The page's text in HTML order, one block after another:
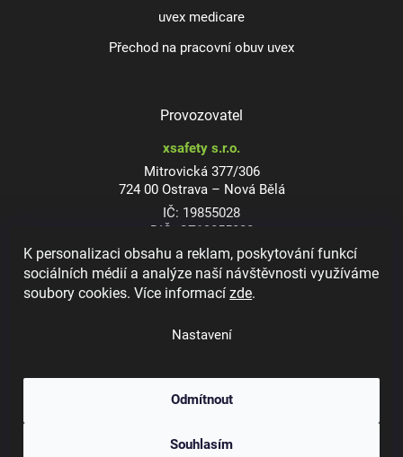
K personalizaci obsahu a reklam, poskytování funkcí
sociálních médií a analýze naší návštěvnosti využíváme
soubory cookies. Více informacízde.
Nastavení
Odmítnout
Souhlasím
uvex medicare
Přechod na pracovní obuv uvex
Provozovatel
xsafety s.r.o.
Mitrovická 377/306
724 00 Ostrava – Nová Bělá
IČ: 19855028
DIČ: CZ19855028
Dioptrické ochranné brýle
. Všechna práva vyhrazena.